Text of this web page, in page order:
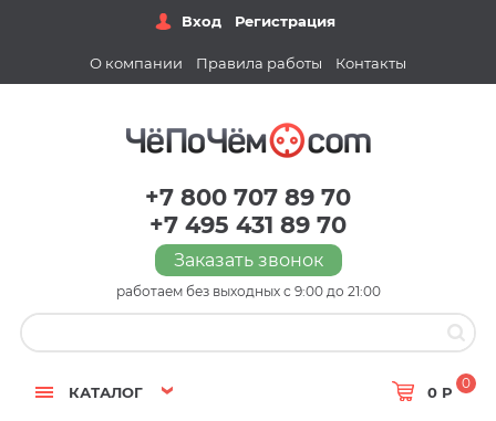
Вход Регистрация
О компании Правила работы Контакты
+7 800 707 89 70
+7 495 431 89 70
Заказать звонок
работаем без выходных с 9:00 до 21:00
КАТАЛОГ 0 Р
0